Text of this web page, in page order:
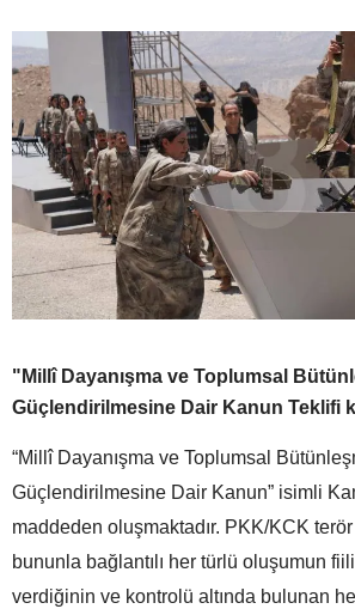
"Millî Dayanışma ve Toplumsal
Güçlendirilmesine Dair Kanun Teklifi
“Millî Dayanışma ve Toplumsal
Güçlendirilmesine Dair Kanun” isimli
maddeden oluşmaktadır. PKK/KCK
bununla bağlantılı her türlü oluşumun fiili
verdiğinin ve kontrolü altında bulunan